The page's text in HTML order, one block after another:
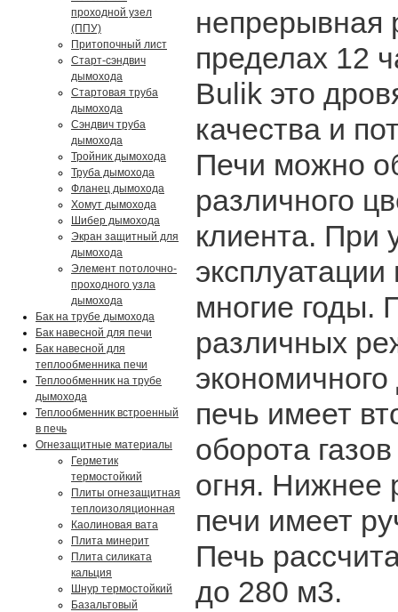
проходной узел
(ППУ)
Притопочный лист
Старт-сэндвич
дымохода
Стартовая труба
дымохода
Сэндвич труба
дымохода
Тройник дымохода
Труба дымохода
Фланец дымохода
Хомут дымохода
Шибер дымохода
Экран защитный для
дымохода
Элемент потолочно-
проходного узла
дымохода
Бак на трубе дымохода
Бак навесной для печи
Бак навесной для
теплообменника печи
Теплообменник на трубе
дымохода
Теплообменник встроенный
в печь
Огнезащитные материалы
Герметик
термостойкий
Плиты огнезащитная
теплоизоляционная
Каолиновая вата
Плита минерит
Плита силиката
кальция
Шнур термостойкий
Базальтовый
непрерывная
пределах 12
Bulik это
качества и
Печи можно
различного
клиента. При
многие годы.
различных
печь имеет
оборота
огня. Нижнее
печи имеет
Печь
до 280 м3.